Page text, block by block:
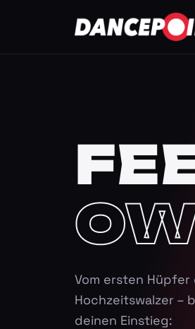
Vom ersten
Hochzeitswalzer –
deinen Einstieg: